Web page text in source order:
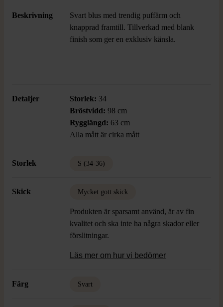
Beskrivning
Svart blus med trendig puffärm och
knapprad framtill. Tillverkad med blank
finish som ger en exklusiv känsla.
Detaljer Storlek: 34
Bröstvidd: 98 cm
Rygglängd: 63 cm
Alla mått är cirka mått
Storlek S (34-36)
Skick Mycket gott skick
Produkten är sparsamt använd, är av fin
kvalitet och ska inte ha några skador eller
förslitningar.
Läs mer om hur vi bedömer
Färg Svart